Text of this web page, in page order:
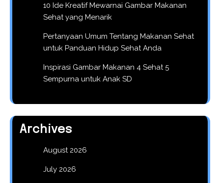
10 Ide Kreatif Mewarnai Gambar Makanan
Sehat yang Menarik
Pertanyaan Umum Tentang Makanan Sehat
untuk Panduan Hidup Sehat Anda
Inspirasi Gambar Makanan 4 Sehat 5
Sempurna untuk Anak SD
Archives
August 2026
July 2026